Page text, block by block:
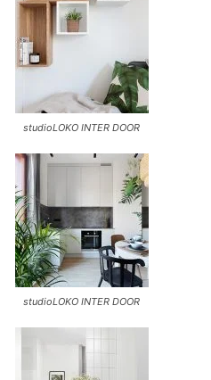
studioLOKO INTER DOOR
studioLOKO INTER DOOR